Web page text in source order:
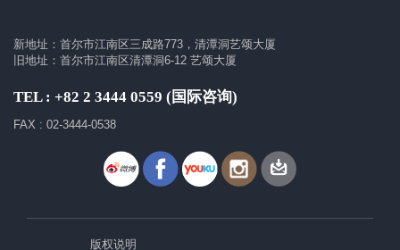
新地址：首尔市江南区三成路773，清潭洞艺颂大厦
旧地址：首尔市江南区清潭洞6-12 艺颂大厦
TEL : +82 2 3444 0559 (国际咨询)
FAX : 02-3444-0538
版权说明